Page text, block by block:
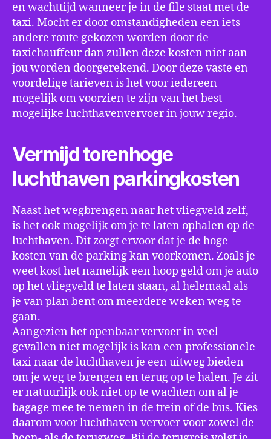
en wachttijd wanneer je in de file staat met de
taxi. Mocht er door omstandigheden een iets
andere route gekozen worden door de
taxichauffeur dan zullen deze kosten niet aan
jou worden doorgerekend. Door deze vaste en
voordelige tarieven is het voor iedereen
mogelijk om voorzien te zijn van het best
mogelijke luchthavenvervoer in jouw regio.
Vermijd torenhoge
luchthaven parkingkosten
Naast het wegbrengen naar het vliegveld zelf,
is het ook mogelijk om je te laten ophalen op de
luchthaven. Dit zorgt ervoor dat je de hoge
kosten van de parking kan voorkomen. Zoals je
weet kost het namelijk een hoop geld om je auto
op het vliegveld te laten staan, al helemaal als
je van plan bent om meerdere weken weg te
gaan.
Aangezien het openbaar vervoer in veel
gevallen niet mogelijk is kan een professionele
taxi naar de luchthaven je een uitweg bieden
om je weg te brengen en terug op te halen. Je zit
er natuurlijk ook niet op te wachten om al je
bagage mee te nemen in de trein of de bus. Kies
daarom voor luchthaven vervoer voor zowel de